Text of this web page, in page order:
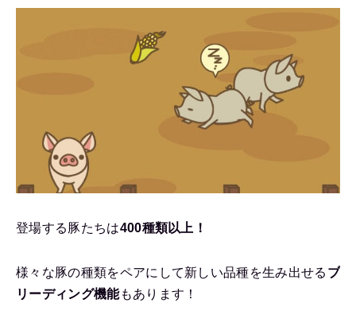
登場する豚たちは400種類以上！
様々な豚の種類をペアにして新しい品種を生み出せる ブ
リーディング機能もあります！